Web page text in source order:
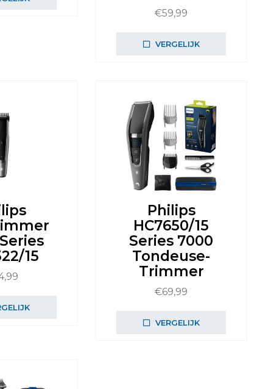
€59,99
VERGELIJK
15
Philips
HC7650/15
Series 7000
Tondeuse-
Trimmer
€69,99
VERGELIJK